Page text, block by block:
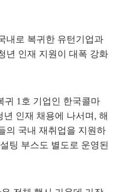
내로 복귀한 유턴기업과
년 인재 지원이 대폭 강화
귀 1호 기업인 한국콜마
인재 채용에 나서며 , 해
의 국내 재취업을 지원하
팅 부스도 별도로 운영된